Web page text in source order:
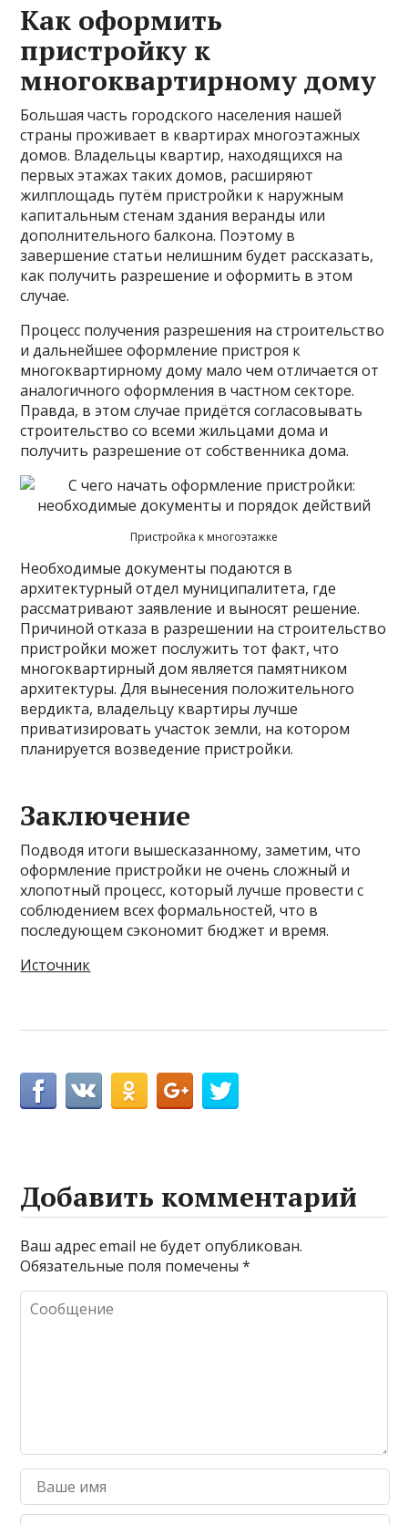
Как оформить
пристройку к
многоквартирному дому
Большая часть городского населения нашей
страны проживает в квартирах многоэтажных
домов. Владельцы квартир, находящихся на
первых этажах таких домов, расширяют
жилплощадь путём пристройки к наружным
капитальным стенам здания веранды или
дополнительного балкона. Поэтому в
завершение статьи нелишним будет рассказать,
как получить разрешение и оформить в этом
случае.
Процесс получения разрешения на строительство
и дальнейшее оформление пристроя к
многоквартирному дому мало чем отличается от
аналогичного оформления в частном секторе.
Правда, в этом случае придётся согласовывать
строительство со всеми жильцами дома и
получить разрешение от собственника дома.
Пристройка к многоэтажке
Необходимые документы подаются в
архитектурный отдел муниципалитета, где
рассматривают заявление и выносят решение.
Причиной отказа в разрешении на строительство
пристройки может послужить тот факт, что
многоквартирный дом является памятником
архитектуры. Для вынесения положительного
вердикта, владельцу квартиры лучше
приватизировать участок земли, на котором
планируется возведение пристройки.
Заключение
Подводя итоги вышесказанному, заметим, что
оформление пристройки не очень сложный и
хлопотный процесс, который лучше провести с
соблюдением всех формальностей, что в
последующем сэкономит бюджет и время.
Источник
Добавить комментарий
Ваш адрес email не будет опубликован.
Обязательные поля помечены*